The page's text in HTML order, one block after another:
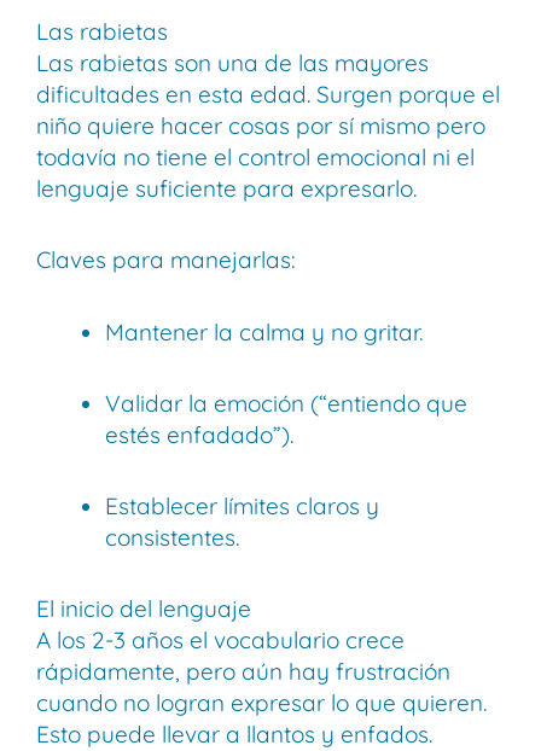
Las rabietas
Las rabietas son una de las mayores
dificultades en esta edad. Surgen porque el
niño quiere hacer cosas por sí mismo pero
todavía no tiene el control emocional ni el
lenguaje suficiente para expresarlo.
Claves para manejarlas:
Mantener la calma y no gritar.
Validar la emoción (“entiendo que
estés enfadado”).
Establecer límites claros y
consistentes.
El inicio del lenguaje
A los 2-3 años el vocabulario crece
rápidamente, pero aún hay frustración
cuando no logran expresar lo que quieren.
Esto puede llevar a llantos y enfados.